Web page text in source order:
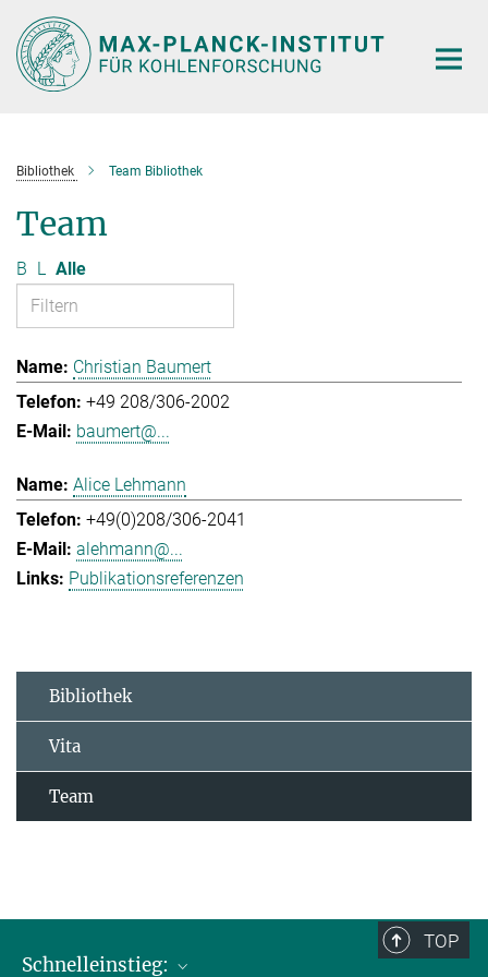
Hauptinhalt
Bibliothek Team Bibliothek
Team
B L Alle
Christian Baumert
+49 208/306-2002
baumert@...
Alice Lehmann
+49(0)208/306-2041
alehmann@...
Publikationsreferenzen
Bibliothek
Vita
Team
TOP
Schnelleinstieg: